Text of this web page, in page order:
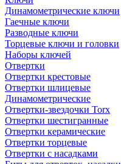
Динамометрические ключи
Гаечные ключи
Разводные ключи
Торцевые ключи и головки
Наборы ключей
Отвертки
Отвертки крестовые
Отвертки шлицевые
Динамометрические
Отвертки-звездочки Torx
Отвертки шестигранные
Отвертки керамические
Отвертки торцевые
Отвертки с насадками